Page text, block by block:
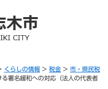
くらしの情報 > 税金 > 市・県民税
署名緩和への対応（法人の代表者